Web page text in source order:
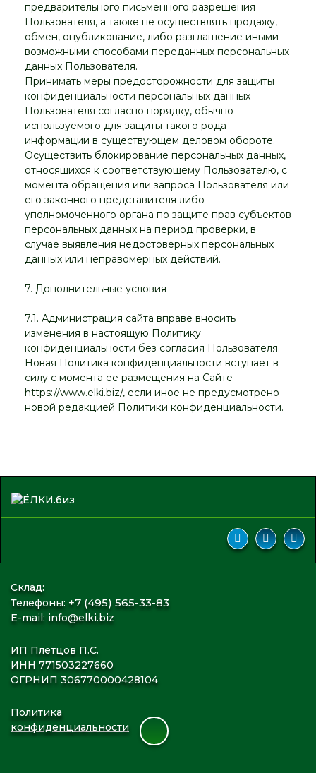
предварительного письменного разрешения
Пользователя, а также не осуществлять продажу,
обмен, опубликование, либо разглашение иными
возможными способами переданных персональных
данных Пользователя.
Принимать меры предосторожности для защиты
конфиденциальности персональных данных
Пользователя согласно порядку, обычно
используемого для защиты такого рода
информации в существующем деловом обороте.
Осуществить блокирование персональных данных,
относящихся к соответствующему Пользователю, с
момента обращения или запроса Пользователя или
его законного представителя либо
уполномоченного органа по защите прав субъектов
персональных данных на период проверки, в
случае выявления недостоверных персональных
данных или неправомерных действий.
7. Дополнительные условия
7.1. Администрация сайта вправе вносить
изменения в настоящую Политику
конфиденциальности без согласия Пользователя.
Новая Политика конфиденциальности вступает в
силу с момента ее размещения на Сайте
https://www.elki.biz/, если иное не предусмотрено
новой редакцией Политики конфиденциальности.
Склад:
Телефоны: +7 (495) 565-33-83
E-mail: info@elki.biz
ИП Плетцов П.С.
ИНН 771503227660
ОГРНИП 306770000428104
Политика
конфиденциальности